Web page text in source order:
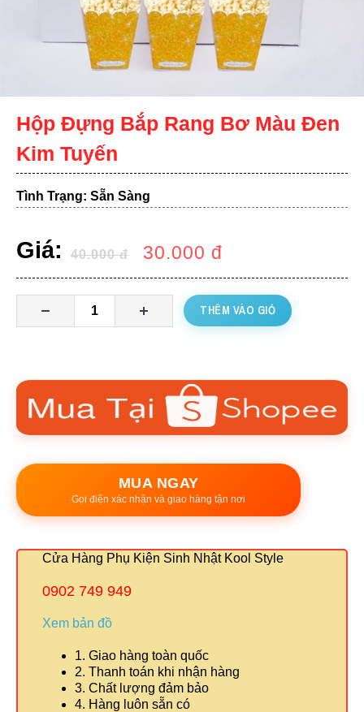
Hộp Đựng Bắp Rang Bơ Màu Đen
Kim Tuyến
Tình Trạng: Sẵn Sàng
Giá: 40.000đ 30.000 đ
THÊM VÀO GIỎ
MUA NGAY
Gọi điện xác nhận và giao hàng tận nơi
Cửa Hàng Phụ Kiện Sinh Nhật Kool Style
0902 749 949
Xem bản đồ
1. Giao hàng toàn quốc
2. Thanh toán khi nhận hàng
3. Chất lượng đảm bảo
4. Hàng luôn sẵn có